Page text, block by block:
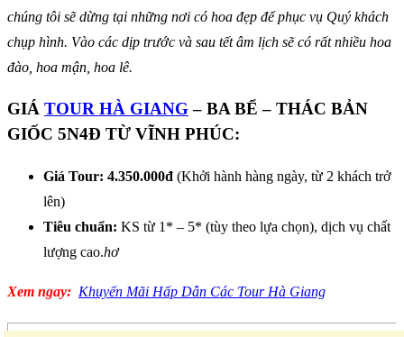
chúng tôi sẽ dừng tại những nơi có hoa đẹp để phục vụ Quý khách
chụp hình. Vào các dịp trước và sau tết âm lịch sẽ có rất nhiều hoa
đào, hoa mận, hoa lê.
GIÁ TOUR HÀ GIANG– BA BỂ – THÁC BẢN
GIỐC 5N4Đ TỪ VĨNH PHÚC:
Giá Tour: 4.350.000đ (Khởi hành hàng ngày, từ 2 khách trở
lên)
Tiêu chuẩn: KS từ 1* – 5* (tùy theo lựa chọn), dịch vụ chất
lượng cao.hơ
Xem ngay: Khuyến Mãi Hấp Dẫn Các Tour Hà Giang